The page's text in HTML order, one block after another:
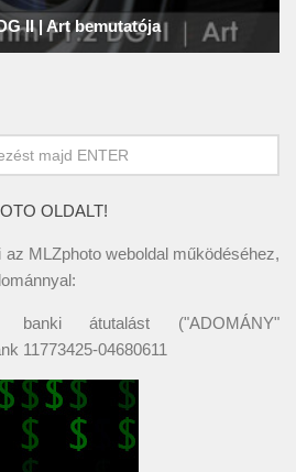
OLDALT!
MLZphoto weboldal működéséhez,
banki átutalást ("ADOMÁNY"
11773425-04680611